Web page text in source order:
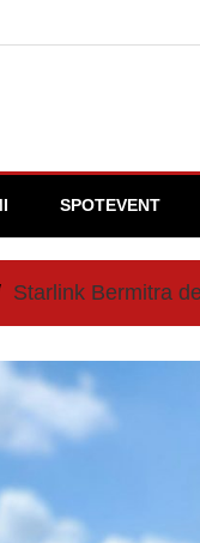
SPOTEVENT
Starlink Bermitra